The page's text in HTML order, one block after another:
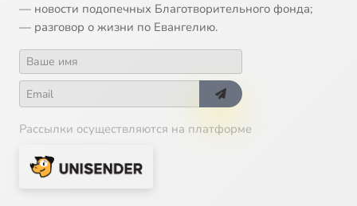
— новости подопечных Благотворительного фонда;
— разговор о жизни по Евангелию.
Рассылки осуществляются на платформе